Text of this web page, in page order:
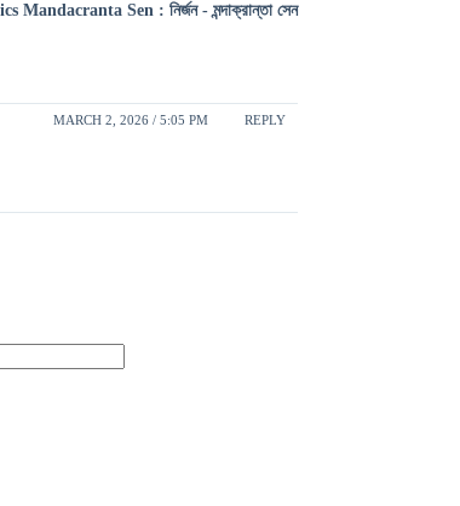
Sen : নির্জন - মন্দাক্রান্তা সেন
MARCH 2, 2026 / 5:05 PM REPLY